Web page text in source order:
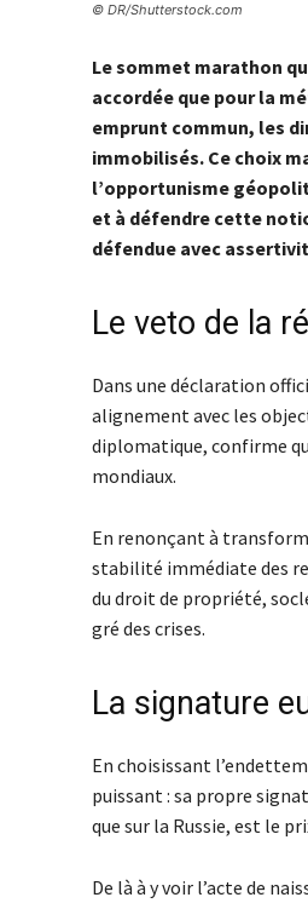
© DR/Shutterstock.com
Le sommet marathon
accordée que pour la
emprunt commun, les
immobilisés. Ce choix
l’opportunisme
et à défendre cette
défendue avec
Le veto de la
Dans une déclaration
alignement avec les
diplomatique, confirme
mondiaux.
En renonçant à
stabilité immédiate des
du droit de propriété,
gré des crises.
La signature
En choisissant
puissant : sa propre
que sur la Russie, est le
De là à y voir l’acte de